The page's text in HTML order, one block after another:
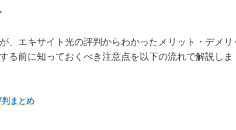
、エキサイト光の評判からわかったメリット・デメリ
る前に知っておくべき注意点を以下の流れで解説しま
まとめ